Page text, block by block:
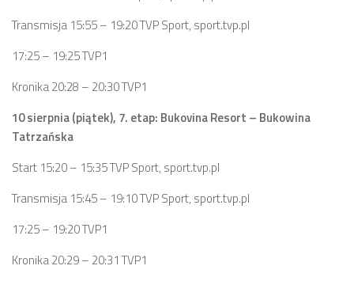
Transmisja 15:55 – 19:20 TVP Sport, sport.tvp.pl
17:25 – 19:25 TVP1
Kronika 20:28 – 20:30 TVP1
10 sierpnia (piątek), 7. etap: Bukovina Resort – Bukowina
Tatrzańska
Start 15:20 – 15:35 TVP Sport, sport.tvp.pl
Transmisja 15:45 – 19:10 TVP Sport, sport.tvp.pl
17:25 – 19:20 TVP1
Kronika 20:29 – 20:31 TVP1